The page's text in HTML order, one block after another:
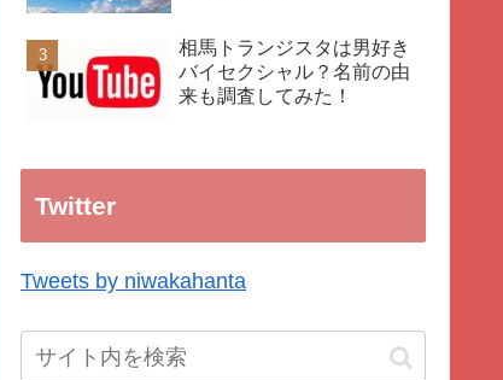
相馬トランジスタは男好き
バイセクシャル？名前の由
来も調査してみた！
Twitter
Tweets by niwakahanta